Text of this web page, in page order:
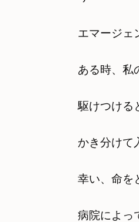
エマージェ
ある時、私
駆けつける
かき分けて
幸い、命を
病院によっ